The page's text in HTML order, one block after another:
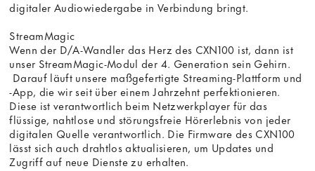
digitaler Audiowiedergabe in Verbindung bringt.
StreamMagic
Wenn der D/A-Wandler das Herz des CXN100 ist, dann ist
unser StreamMagic-Modul der 4. Generation sein Gehirn.
Darauf läuft unsere maßgefertigte Streaming-Plattform und
-App, die wir seit über einem Jahrzehnt perfektionieren.
Diese ist verantwortlich beim Netzwerkplayer für das
flüssige, nahtlose und störungsfreie Hörerlebnis von jeder
digitalen Quelle verantwortlich. Die Firmware des CXN100
lässt sich auch drahtlos aktualisieren, um Updates und
Zugriff auf neue Dienste zu erhalten.